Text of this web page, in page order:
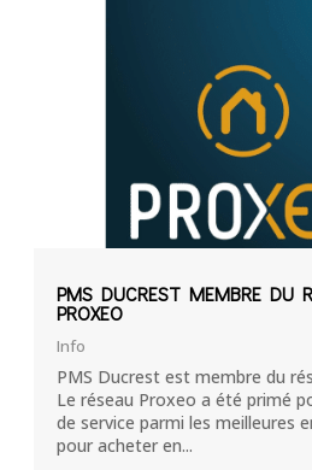
PMS DUCREST MEMBRE DU
PROXEO
Info
PMS Ducrest est membre du
Le réseau Proxeo a été primé
de service parmi les meilleures
pour acheter en...